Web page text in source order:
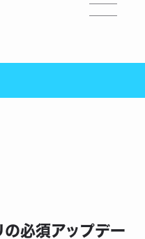
必須アップデー